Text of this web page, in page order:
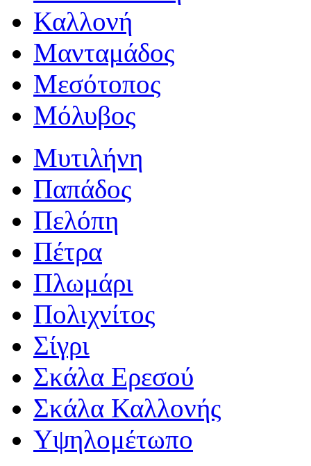
Καλλονή
Μανταμάδος
Μεσότοπος
Μόλυβος
Μυτιλήνη
Παπάδος
Πελόπη
Πέτρα
Πλωμάρι
Πολιχνίτος
Σίγρι
Σκάλα Ερεσού
Σκάλα Καλλονής
Υψηλομέτωπο